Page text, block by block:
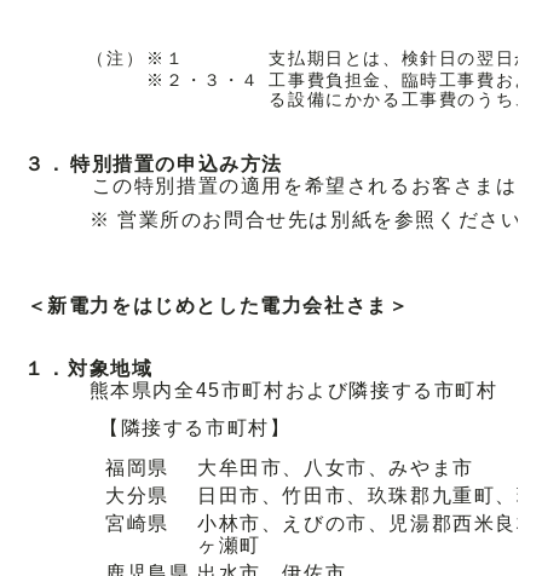
（注） ※１
支払期日とは、検針日の翌日
※２・３・４
工事費負担金、臨時工事費お
る設備にかかる工事費のうち
３． 特別措置の申込み方法
この特別措置の適用を希望されるお客さまは、
※ 営業所のお問合せ先は別紙を参照ください
＜新電力をはじめとした電力会社さま＞
１． 対象地域
熊本県内全45市町村および隣接する市町村
【隣接する市町村】
福岡県
大牟田市、八女市、みやま市
大分県
日田市、竹田市、玖珠郡九重町、
宮崎県
小林市、えびの市、児湯郡西米良
ヶ瀬町